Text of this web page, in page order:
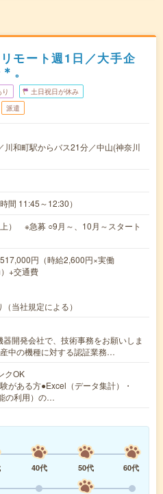
モート週1日／大手企
。
土日祝日が休み
派遣
川和町駅からバス21分／中山(神奈川
間 11:45～12:30）
） ※急募 ○9月～、10月～スタート
円（時給2,600円×実働
+交通費
当社規定による）
開発会社で、技術事務をお願いしま
中の機種に対する認証業務…
クOK
がある方●Excel（データ集計）・
の利用）の…
40代 50代
60代